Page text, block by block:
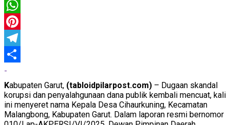
Twitter
WhatsApp
Pinterest
Telegram
Share
Kabupaten Garut, (tabloidpilarpost.com) – Dugaan skandal
korupsi dan penyalahgunaan dana publik kembali mencuat, kali
ini menyeret nama Kepala Desa Cihaurkuning, Kecamatan
Malangbong, Kabupaten Garut. Dalam laporan resmi bernomor